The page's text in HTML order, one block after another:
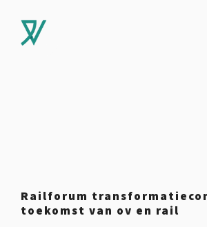
Railforum
toekomst van ov en rail